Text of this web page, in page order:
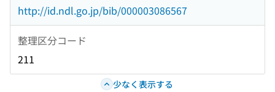
http://id.ndl.go.jp/bib/000003086567
整理区分コード
211
少なく表示する